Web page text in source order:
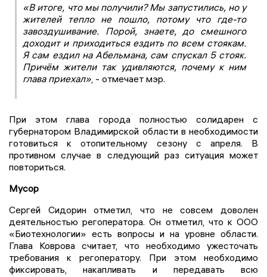
«В итоге, что мы получили? Мы запустились, но у
жителей тепло не пошло, потому что где-то
завоздушивание. Порой, знаете, до смешного
доходит и приходиться ездить по всем стоякам.
Я сам ездил на Абельмана, сам спускал 5 стояк.
Причём жители так удивляются, почему к ним
глава приехал» , - отмечает мэр.
При этом глава города полностью солидарен с
губернатором Владимирской области в необходимости
готовиться к отопительному сезону с апреля. В
противном случае в следующий раз ситуация может
повториться.
Мусор
Сергей Сидорин отметил, что не совсем доволен
деятельностью регоператора. Он отметил, что к ООО
«Биотехнологии» есть вопросы и на уровне области.
Глава Коврова считает, что необходимо ужесточать
требования к регоператору. При этом необходимо
фиксировать, накапливать и передавать всю